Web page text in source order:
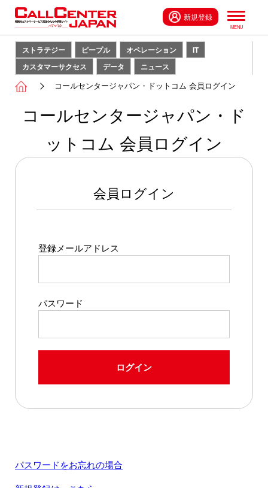
新規登録
ストラテジー ピープル オペレーション
IT
カスタマーサクセス
データ ニュース
コールセンタージャパン・ドットコム 会員ログイン
コールセンタージャパン・ド
ットコム 会員ログイン
会員ログイン
登録メールアドレス
パスワード
ログイン
パスワードをお忘れの場合